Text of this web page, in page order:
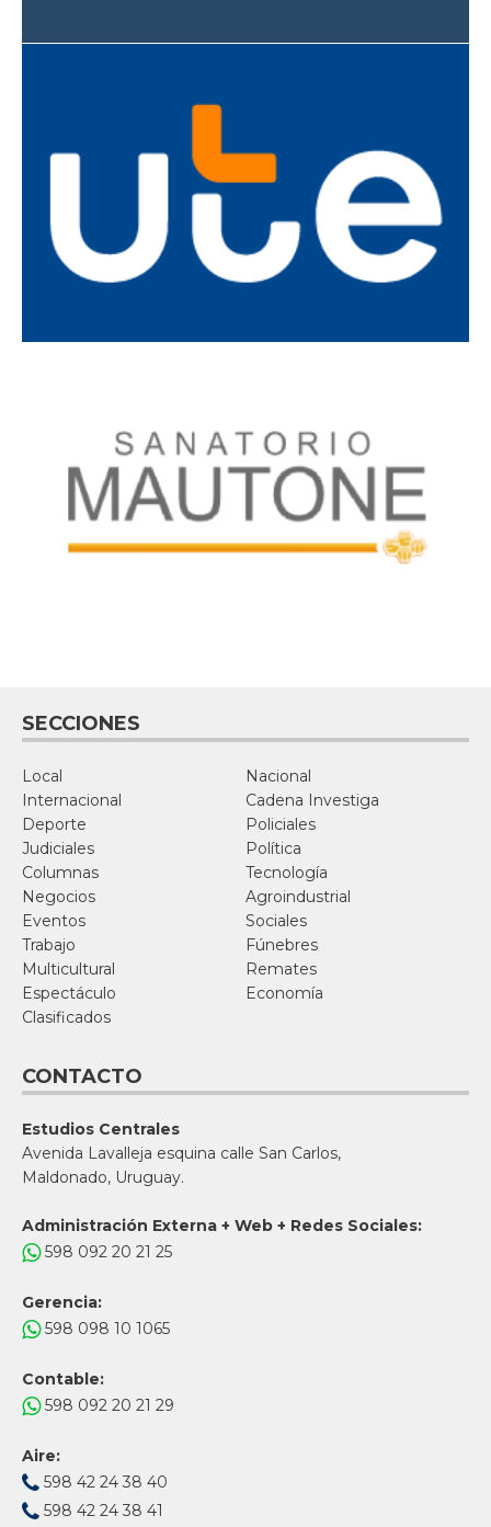
SECCIONES
Local
Nacional
Internacional
Cadena Investiga
Deporte
Policiales
Judiciales
Política
Columnas
Tecnología
Negocios
Agroindustrial
Eventos
Sociales
Trabajo
Fúnebres
Multicultural
Remates
Espectáculo
Economía
Clasificados
CONTACTO
Estudios Centrales
Avenida Lavalleja esquina calle San Carlos,
Maldonado, Uruguay.
Administración Externa + Web + Redes Sociales:
598 092 20 21 25
Gerencia:
598 098 10 1065
Contable:
598 092 20 21 29
Aire:
598 42 24 38 40
598 42 24 38 41